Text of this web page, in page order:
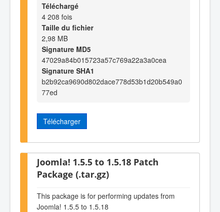
Téléchargé
4 208 fois
Taille du fichier
2,98 MB
Signature MD5
47029a84b015723a57c769a22a3a0cea
Signature SHA1
b2b92ca9690d802dace778d53b1d20b549a0
77ed
Télécharger
Joomla! 1.5.5 to 1.5.18 Patch
Package (.tar.gz)
This package is for performing updates from
Joomla! 1.5.5 to 1.5.18